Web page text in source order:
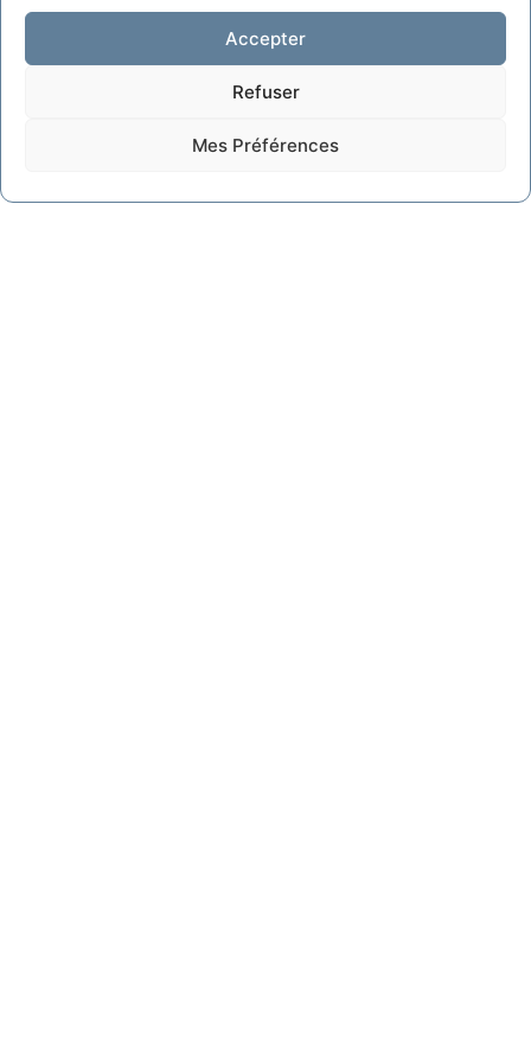
Accepter
Refuser
Mes Préférences
05
Espace de travail collaboratif